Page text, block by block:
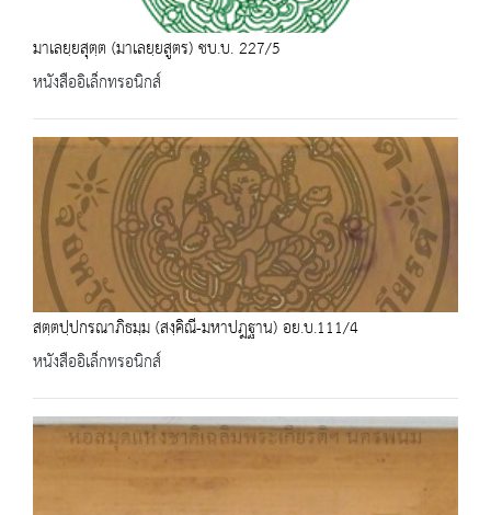
มาเลยฺยสุตฺต (มาเลยฺยสูตร) ชบ.บ. 227/5
หนังสืออิเล็กทรอนิกส์
สตฺตปฺปกรณาภิธมฺม (สงฺคิณี-มหาปฎฐาน) อย.บ.111/4
หนังสืออิเล็กทรอนิกส์